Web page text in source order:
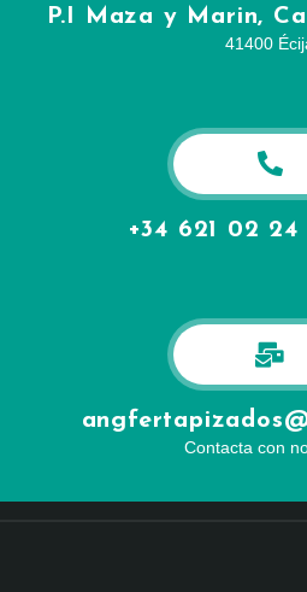
P.I Maza y Marin,
41400
+34 621 02 24
Contacta con